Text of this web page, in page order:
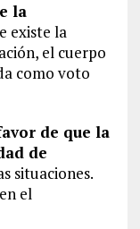
la
existe la
el cuerpo
como voto
de que la
de
situaciones.
el